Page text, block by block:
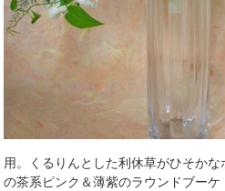
用。くるりんとした利休草がひそか
の茶系ピンク＆薄紫のラウンドブー